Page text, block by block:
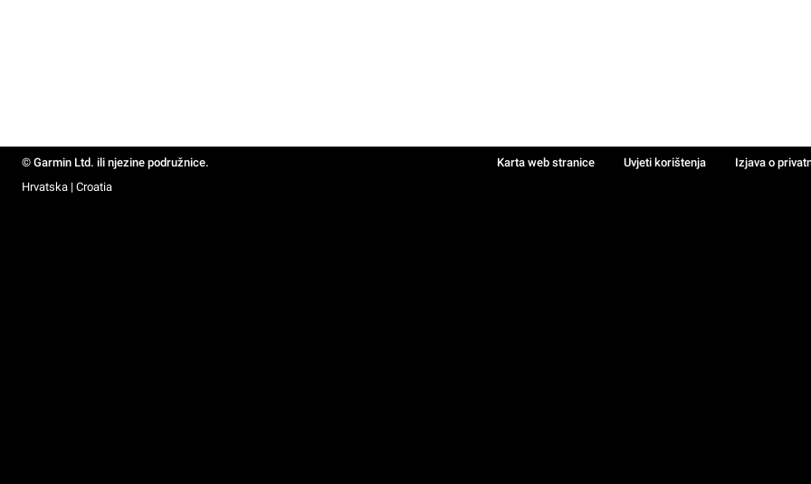
© Garmin Ltd. ili njezine podružnice. Karta web stranice Uvjeti korištenja Izjava o
Hrvatska | Croatia